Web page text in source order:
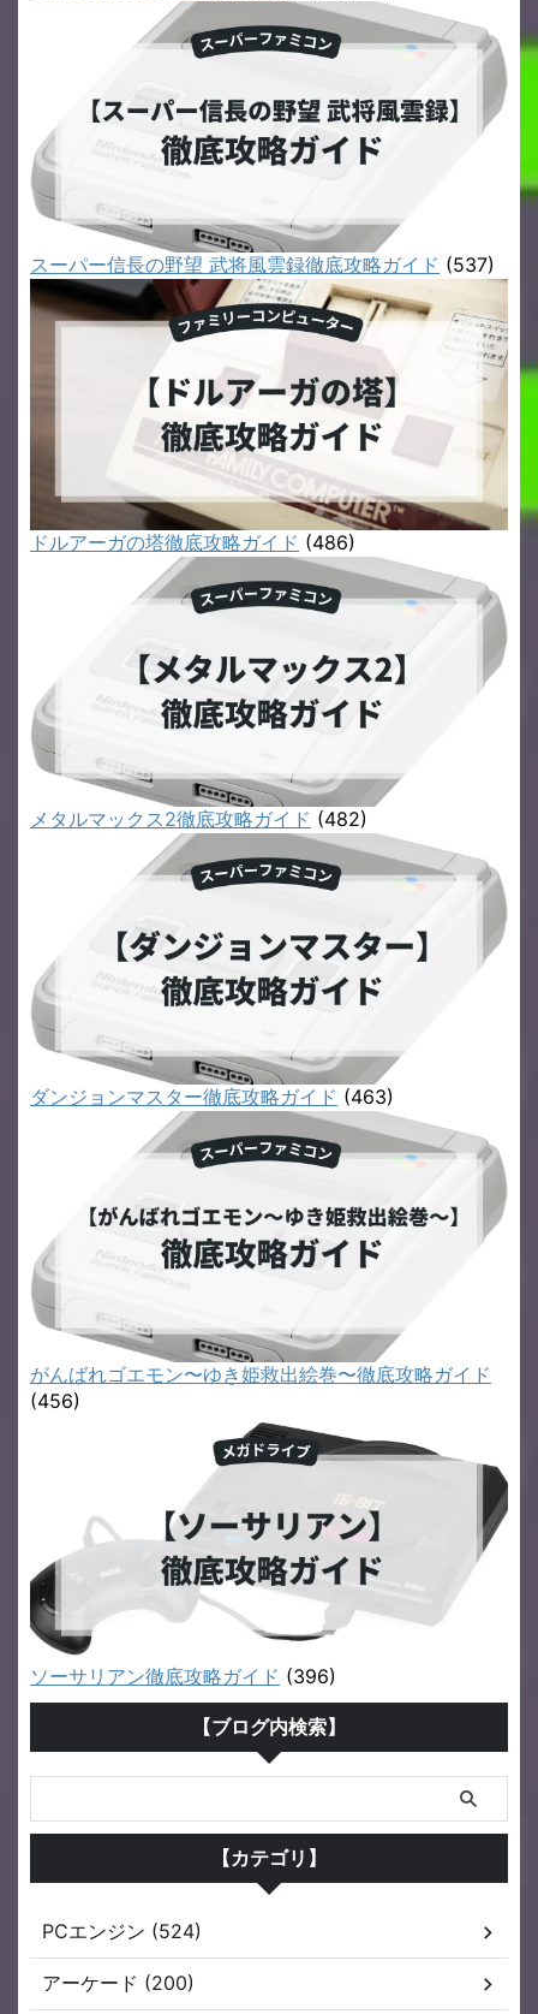
スーパー信長の野望 武将風雲録徹底攻略ガイド (537)
ドルアーガの塔徹底攻略ガイド (486)
メタルマックス2徹底攻略ガイド (482)
ダンジョンマスター徹底攻略ガイド (463)
がんばれゴエモン〜ゆき姫救出絵巻〜徹底攻略ガイド
(456)
ソーサリアン徹底攻略ガイド (396)
【ブログ内検索】
【カテゴリ】
PCエンジン (524)
アーケード (200)